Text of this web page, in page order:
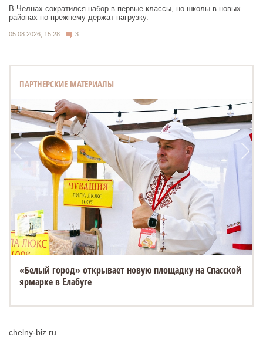
В Челнах сократился набор в первые классы, но школы в новых
районах по-прежнему держат нагрузку.
05.08.2026, 15:28 3
ПАРТНЕРСКИЕ МАТЕРИАЛЫ
«Белый город» открывает новую площадку на Спасской
ярмарке в Елабуге
chelny-biz.ru